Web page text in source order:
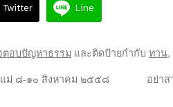
Twitter Line
ตอบปัญหาธรรม และติดป้ายกำกับ ทาน,
ม่ ๘-๑๐ สิงหาคม ๒๕๕๘ อย่า